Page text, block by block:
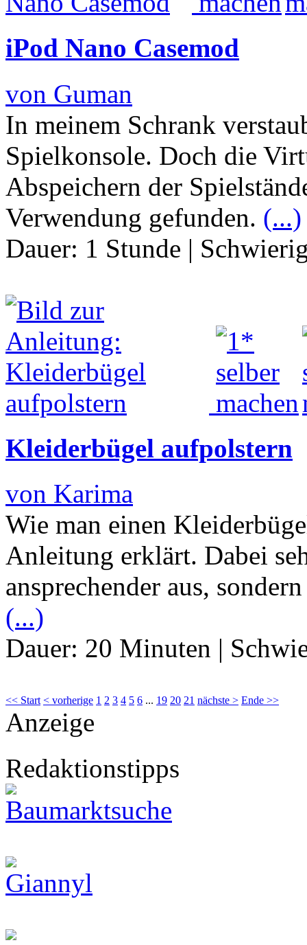
iPod Nano Casemod
von Guman
In meinem Schrank
Spielkonsole. Doch die
Abspeichern der
Verwendung gefunden. (...)
Dauer: 1 Stunde |
Kleiderbügel aufpolstern
von Karima
Wie man einen
Anleitung erklärt. Dabei
ansprechender aus,
(...)
Dauer: 20 Minuten |
<< Start < vorherige 1 2 3 4 5 6 ... 19 20 21 nächste > Ende >>
Anzeige
Redaktionstipps